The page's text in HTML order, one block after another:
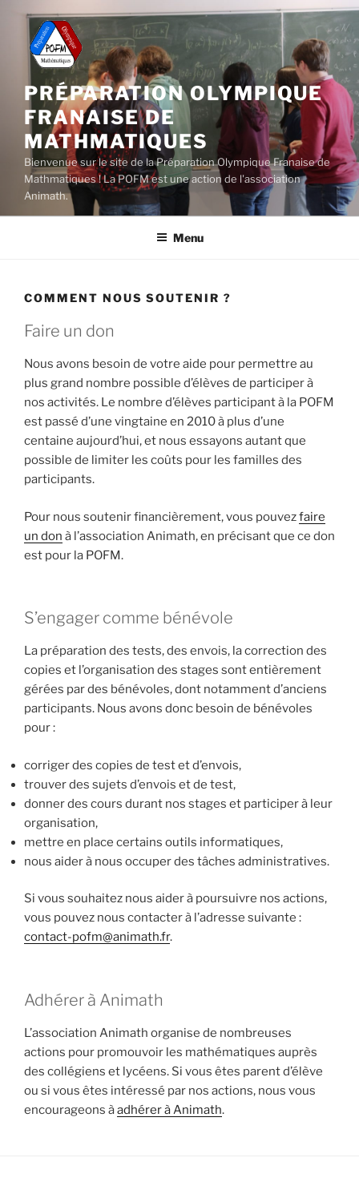
contenu
principal
PRÉPARATION OLYMPIQUE
FRANAISE DE
MATHMATIQUES
Bienvenue sur le site de la Préparation Olympique Franaise de
Mathmatiques ! La POFM est une action de l'association
Animath.
Menu
COMMENT NOUS SOUTENIR ?
Faire un don
Nous avons besoin de votre aide pour permettre au
plus grand nombre possible d’élèves de participer à
nos activités. Le nombre d’élèves participant à la POFM
est passé d’une vingtaine en 2010 à plus d’une
centaine aujourd’hui, et nous essayons autant que
possible de limiter les coûts pour les familles des
participants.
Pour nous soutenir financièrement, vous pouvezfaire
un don à l’association Animath, en précisant que ce don
est pour la POFM.
S’engager comme bénévole
La préparation des tests, des envois, la correction des
copies et l’organisation des stages sont entièrement
gérées par des bénévoles, dont notamment d’anciens
participants. Nous avons donc besoin de bénévoles
pour :
corriger des copies de test et d’envois,
trouver des sujets d’envois et de test,
donner des cours durant nos stages et participer à leur
organisation,
mettre en place certains outils informatiques,
nous aider à nous occuper des tâches administratives.
Si vous souhaitez nous aider à poursuivre nos actions,
vous pouvez nous contacter à l’adresse suivante :
contact-pofm@animath.fr.
Adhérer à Animath
L’association Animath organise de nombreuses
actions pour promouvoir les mathématiques auprès
des collégiens et lycéens. Si vous êtes parent d’élève
ou si vous êtes intéressé par nos actions, nous vous
encourageons àadhérer à Animath.